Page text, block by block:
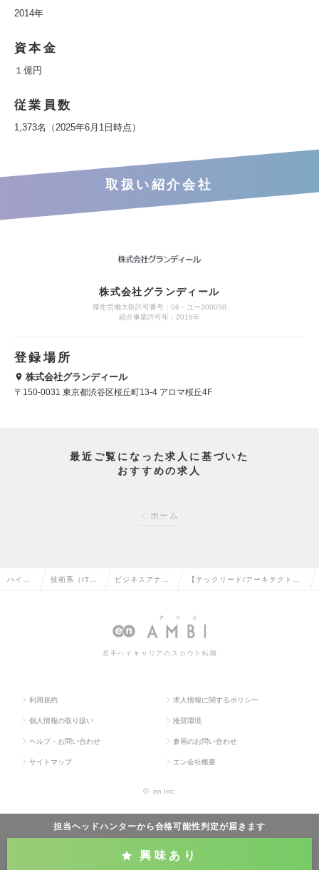
2014年
資本金
１億円
従業員数
1,373名（2025年6月1日時点）
取扱い紹介会社
株式会社グランディール
厚生労働大臣許可番号：06－ユー300050
紹介事業許可年：2016年
登録場所
株式会社グランディール
〒150-0031 東京都渋谷区桜丘町13-4 アロマ桜丘4F
最近ご覧になった求人に基づいた
おすすめの求人
ホーム
担当ヘッドハンターから合格可能性判定が届きます
興味あり
ハイク 技術系（IT・ ビジネスアナリ
クトの転職
【テックリード/アーキテクト】
クラス）の求人情報
若手ハイキャリアのスカウト転職
利用規約 求人情報に関するポリシー
個人情報の取り扱い 推奨環境
ヘルプ・お問い合わせ 参画のお問い合わせ
サイトマップ エン会社概要
© en Inc.